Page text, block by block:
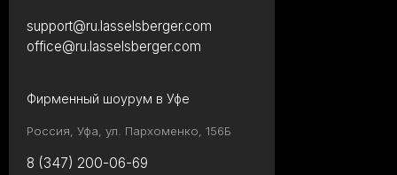
Фирменный шоурум в Уфе
Россия, Уфа, ул. Пархоменко, 156Б
8 (347) 200-06-69
support@ru.lasselsberger.com
office@ru.lasselsberger.com